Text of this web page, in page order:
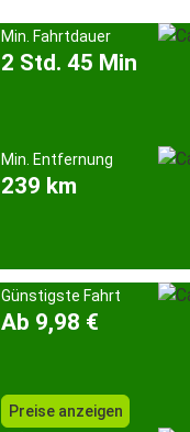
Min. Fahrtdauer
2 Std. 45 Min
Min. Entfernung
239 km
Günstigste Fahrt
Ab 9,98 €
Preise anzeigen